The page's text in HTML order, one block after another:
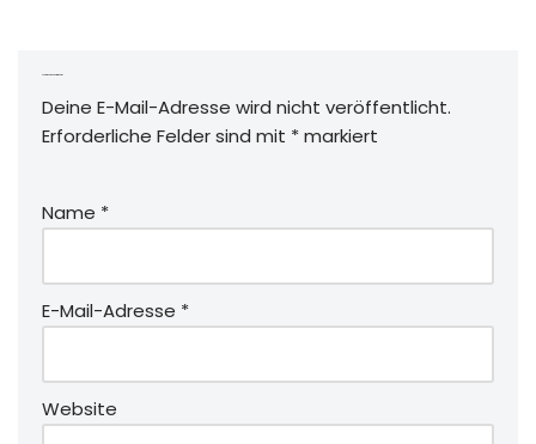
Deine E-Mail-Adresse wird nicht veröffentlicht.
Erforderliche Felder sind mit *markiert
Name *
E-Mail-Adresse *
Website